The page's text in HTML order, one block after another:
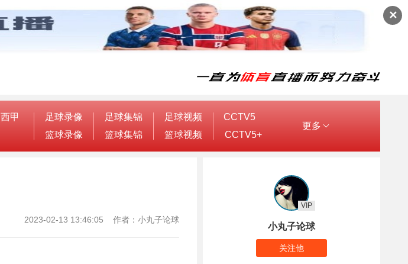
✕
西甲
足球录像
篮球录像
足球集锦
篮球集锦
足球视频
篮球视频
CCTV5
CCTV5+
更多
2023-02-13 13:46:05 作者：小丸子论球
小丸子论球
VIP
关注他